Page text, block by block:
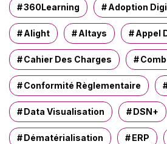
e
360Learning Adoption
Alight Altays Appel
Cahier Des Charges
Conformité Règlementaire
Data Visualisation DSN+
Dématérialisation ERP